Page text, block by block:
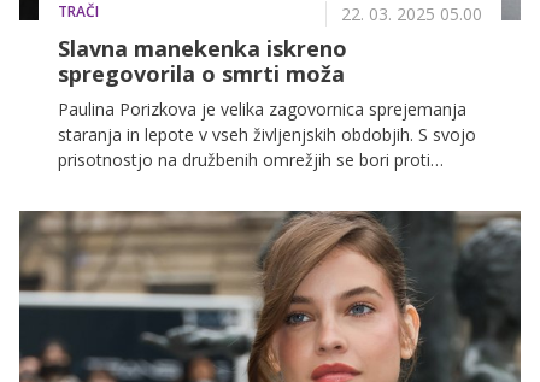
TRAČI 22. 03. 2025 05.00
Slavna manekenka iskreno
spregovorila o smrti moža
Paulina Porizkova je velika zagovornica sprejemanja
staranja in lepote v vseh življenjskih obdobjih. S svojo
prisotnostjo na družbenih omrežjih se bori proti
iskrenosti. Poleg uspešne manekenske kariere pa ima
za seboj še težko preiskušnjo – izgubo moža.